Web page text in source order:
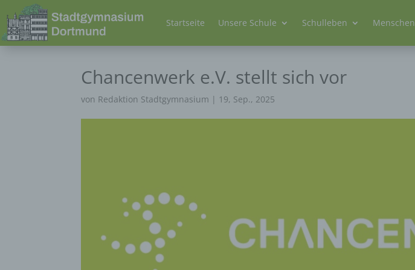
Startseite Unsere Schule Schulleben Menschen
Chancenwerk e.V. stellt sich vor
von Redaktion Stadtgymnasium | 19, Sep., 2025